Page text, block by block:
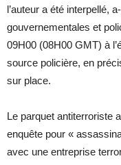
l’auteur a été interpellé,
gouvernementales et
09H00 (08H00 GMT) à
source policière, en
sur place.
Le parquet antiterroriste
enquête pour «
avec une entreprise